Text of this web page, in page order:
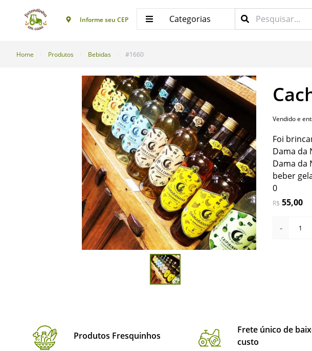
Informe seu CEP Categorias
Home Produtos Bebidas #1660
Vendido e
Foi
Dama da
Dama da
beber
0
R$ 55,00
- 1
Produtos Fresquinhos
Frete único de
custo